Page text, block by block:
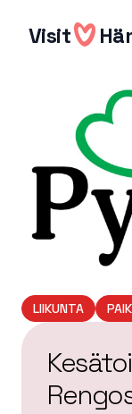
sisältöön
Visit
LIIKUNTA